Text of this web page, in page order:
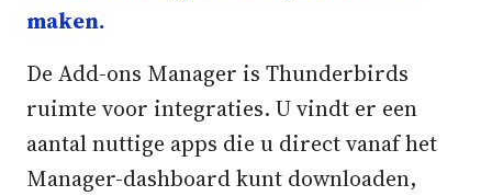
maken.
De Add-ons Manager is Thunderbirds
ruimte voor integraties. U vindt er een
aantal nuttige apps die u direct vanaf het
Manager-dashboard kunt downloaden,